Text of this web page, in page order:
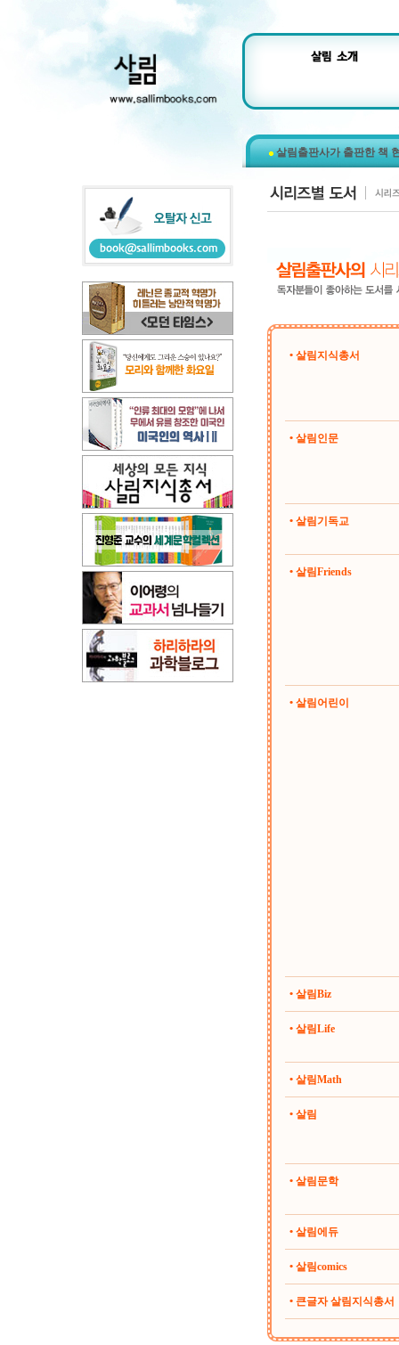
살림출판사가 출판한 책
• 살림지식총서
• 살림인문
• 살림기독교
• 살림Friends
• 살림어린이
• 살림Biz
• 살림Life
• 살림Math
• 살림
• 살림문학
• 살림에듀
• 살림comics
• 큰글자 살림지식총서